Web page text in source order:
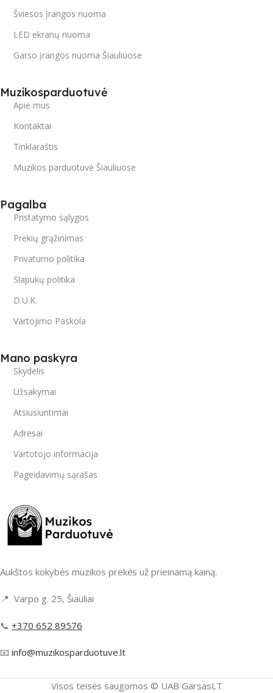
Šviesos įrangos nuoma
LED ekranų nuoma
Garso įrangos nuoma Šiauliuose
Muzikosparduotuvė
Apie mus
Kontaktai
Tinklaraštis
Muzikos parduotuvė Šiauliuose
Pagalba
Pristatymo sąlygos
Prekių grąžinimas
Privatumo politika
Slapukų politika
D.U.K.
Vartojimo Paskola
Mano paskyra
Skydelis
Užsakymai
Atsiusiuntimai
Adresai
Vartotojo informacija
Pageidavimų sąrašas
Aukštos kokybės muzikos prekės už prieinamą kainą.
📍 Varpo g. 25, Šiauliai
📞 +370 652 89576
📧 info@muzikosparduotuve.lt
Visos teisės saugomos ©️ UAB GarsasLT